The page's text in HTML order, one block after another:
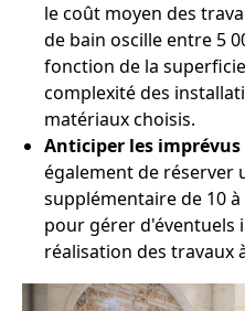
le coût moyen des
de bain oscille entre 5
fonction de la
complexité des
matériaux choisis.
Anticiper les imprévus
également de réserver
supplémentaire de 10
pour gérer d'éventuels
réalisation des travaux